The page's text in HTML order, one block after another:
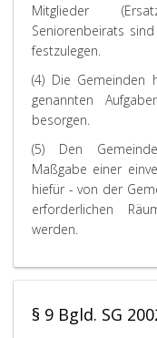
Mitglieder
Seniorenbeirats
festzulegen.
(4) Die
genannten
besorgen.
(5) Den
Maßgabe einer
hiefür - von der
erforderlichen
werden.
§ 9 Bgld. SG